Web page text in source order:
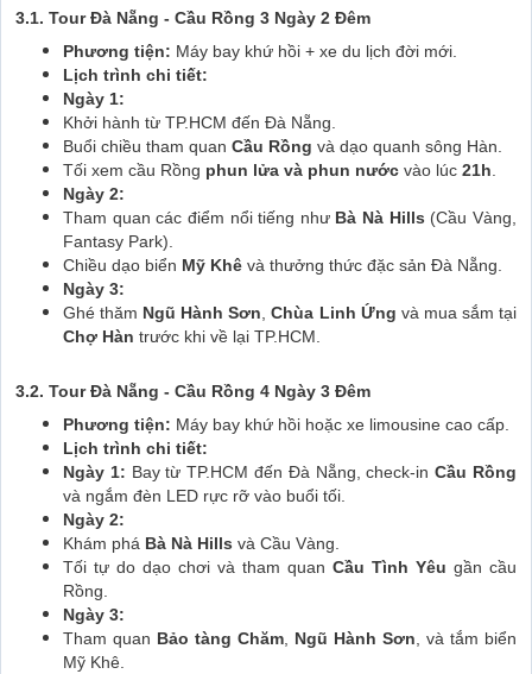
3.1. Tour Đà Nẵng - Cầu Rồng 3 Ngày 2 Đêm
Phương tiện: Máy bay khứ hồi + xe du lịch đời mới.
Lịch trình chi tiết:
Ngày 1:
Khởi hành từ TP.HCM đến Đà Nẵng.
Buổi chiều tham quan Cầu Rồng và dạo quanh sông Hàn.
Tối xem cầu Rồng phun lửa và phun nước vào lúc 21h.
Ngày 2:
Tham quan các điểm nổi tiếng như Bà Nà Hills (Cầu Vàng,
Fantasy Park).
Chiều dạo biển Mỹ Khê và thưởng thức đặc sản Đà Nẵng.
Ngày 3:
Ghé thăm Ngũ Hành Sơn,Chùa Linh Ứng và mua sắm tại
Chợ Hàn trước khi về lại TP.HCM.
3.2. Tour Đà Nẵng - Cầu Rồng 4 Ngày 3 Đêm
Phương tiện: Máy bay khứ hồi hoặc xe limousine cao cấp.
Lịch trình chi tiết:
Ngày 1: Bay từ TP.HCM đến Đà Nẵng, check-inCầu Rồng
và ngắm đèn LED rực rỡ vào buổi tối.
Ngày 2:
Khám phá Bà Nà Hills và Cầu Vàng.
Tối tự do dạo chơi và tham quan Cầu Tình Yêu gần cầu
Rồng.
Ngày 3:
Tham quan Bảo tàng Chăm, Ngũ Hành Sơn, và tắm biển
Mỹ Khê.